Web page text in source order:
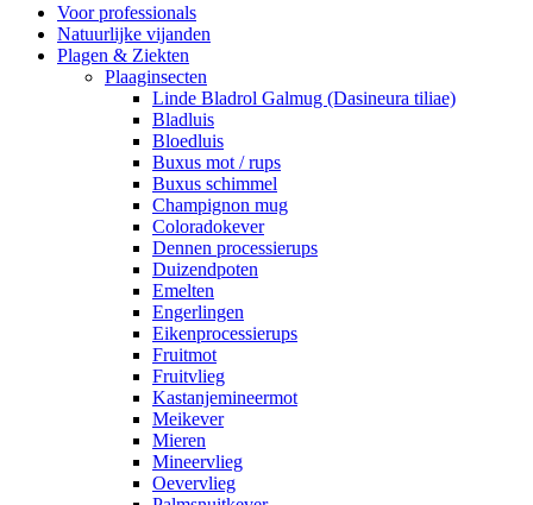
Voor professionals
Natuurlijke vijanden
Plagen & Ziekten
Plaaginsecten
Linde Bladrol Galmug (Dasineura tiliae)
Bladluis
Bloedluis
Buxus mot / rups
Buxus schimmel
Champignon mug
Coloradokever
Dennen processierups
Duizendpoten
Emelten
Engerlingen
Eikenprocessierups
Fruitmot
Fruitvlieg
Kastanjemineermot
Meikever
Mieren
Mineervlieg
Oevervlieg